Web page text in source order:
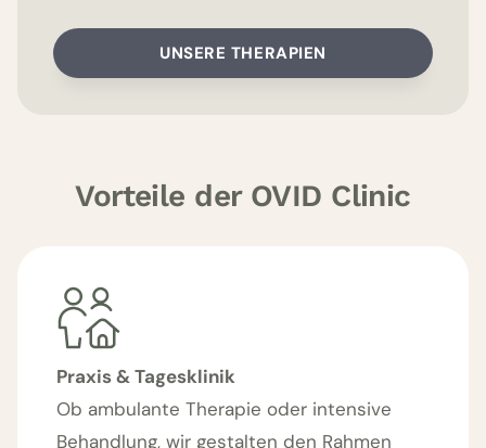
UNSERE THERAPIEN
Vorteile der OVID Clinic
Praxis & Tagesklinik
Ob ambulante Therapie oder intensive
Behandlung, wir gestalten den Rahmen